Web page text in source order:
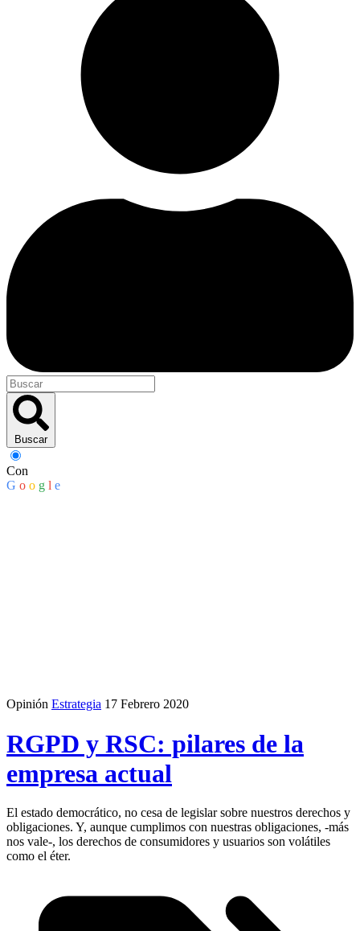
Buscar
Con
G o o g l e
Opinión Estrategia 17 Febrero 2020
RGPD y RSC: pilares de la
empresa actual
El estado democrático, no cesa de legislar sobre nuestros derechos y
obligaciones. Y, aunque cumplimos con nuestras obligaciones, -más
nos vale-, los derechos de consumidores y usuarios son volátiles
como el éter.